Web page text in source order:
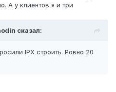
А у клиентов я и три
сказал:
IPX строить. Ровно 20